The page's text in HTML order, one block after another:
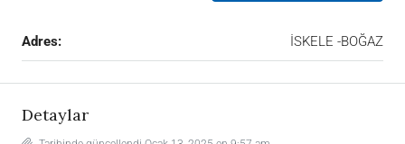
Adres: İSKELE -BOĞAZ
Detaylar